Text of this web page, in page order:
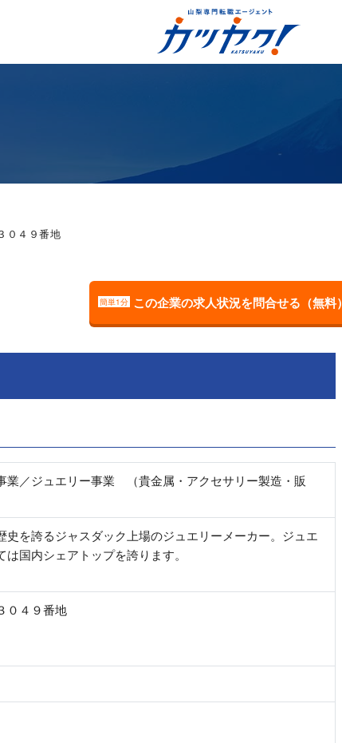
０４９番地
簡単1分 この企業の求人状況を問合せる（無料）
業／ジュエリー事業 （貴金属・アクセサリー製造・販
史を誇るジャスダック上場のジュエリーメーカー。ジュエ
は国内シェアトップを誇ります。
０４９番地